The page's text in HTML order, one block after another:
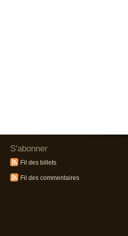
S'abonner
Fil des billets
Fil des commentaires